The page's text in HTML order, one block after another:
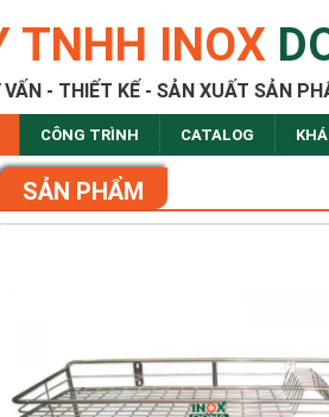
TNHH INOX
VẤN - THIẾT KẾ - SẢN XUẤT SẢN
CÔNG TRÌNH CATALOG
SẢN PHẨM